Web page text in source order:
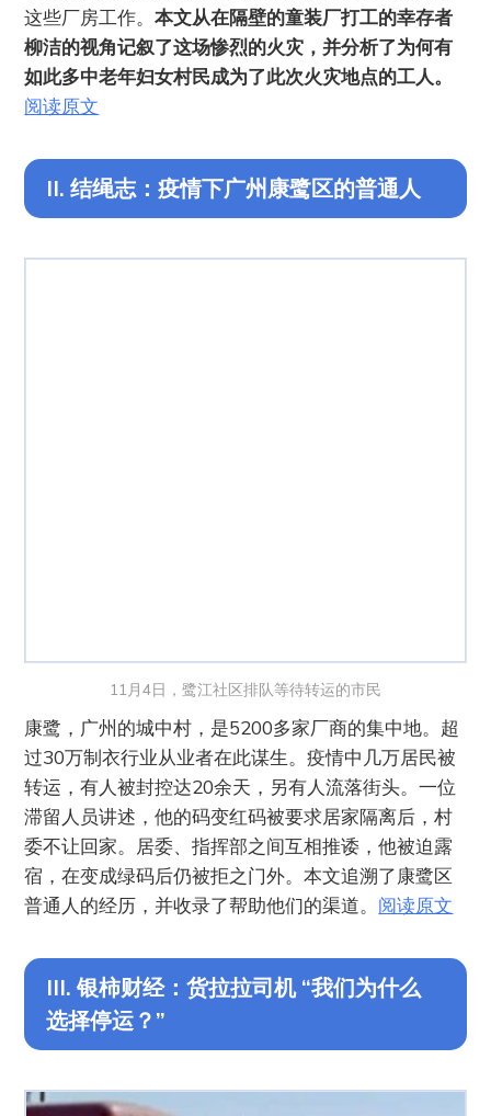
这些厂房工作。本文从在隔壁的童装厂打工的幸存者
柳洁的视角记叙了这场惨烈的火灾，并分析了为何有
如此多中老年妇女村民成为了此次火灾地点的工人。
阅读原文
II. 结绳志：疫情下广州康鹭区的普通人
11月4日，鹭江社区排队等待转运的市民
康鹭，广州的城中村，是5200多家厂商的集中地。超
过30万制衣行业从业者在此谋生。疫情中几万居民被
转运，有人被封控达20余天，另有人流落街头。一位
滞留人员讲述，他的码变红码被要求居家隔离后，村
委不让回家。居委、指挥部之间互相推诿，他被迫露
宿，在变成绿码后仍被拒之门外。本文追溯了康鹭区
普通人的经历，并收录了帮助他们的渠道。 阅读原文
III. 银柿财经：货拉拉司机 “我们为什么
选择停运？”